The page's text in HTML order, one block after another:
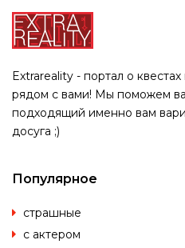
Extrareality - портал о
рядом с вами! Мы поможем
подходящий именно вам
досуга ;)
Популярное
страшные
с актером